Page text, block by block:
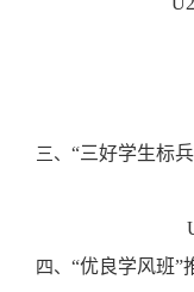
三、 “三好学生标
四、 “优良学风班”